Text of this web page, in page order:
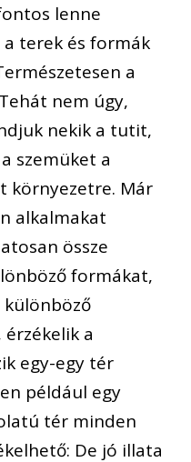
lenne
terek és formák
a
nem úgy,
nekik a tutit,
szemüket a
környezetre. Már
alkalmakat
össze
formákat,
a
egy-egy tér
például egy
tér minden
De jó illata